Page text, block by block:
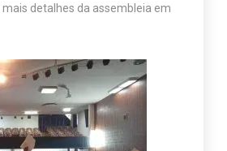
detalhes da assembleia em